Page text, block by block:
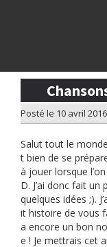
Posté le 10 avril
Salut tout le
t bien de se
à jouer lorsque
D. J’ai donc fait
quelques idées ;).
it histoire de vous
a encore un bon
e ! Je mettrais cet